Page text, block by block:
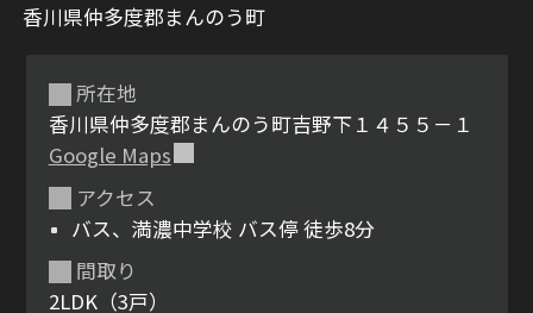
シャーメゾンとは
香川県仲多度郡まんのう町
所在地
香川県仲多度郡まんのう町吉野下１４５５－１
Google Maps
アクセス
バス、満濃中学校 バス停 徒歩8分
間取り
2LDK（3戸）